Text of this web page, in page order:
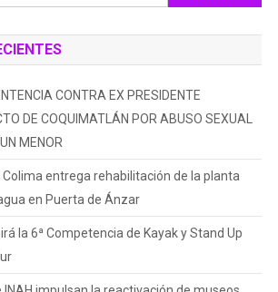
CONTRA EX PRESIDENTE
DE COQUIMATLÁN POR ABUSO SEXUAL
MENOR
entrega rehabilitación de la planta
en Puerta de Ánzar
la 6ª Competencia de Kayak y Stand Up